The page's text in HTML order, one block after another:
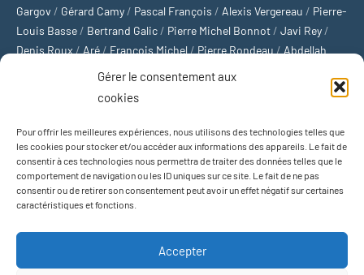
Gérer le consentement aux
cookies
Pour offrir les meilleures expériences, nous utilisons des technologies telles que
les cookies pour stocker et/ou accéder aux informations des appareils. Le fait de
consentir à ces technologies nous permettra de traiter des données telles que le
comportement de navigation ou les ID uniques sur ce site. Le fait de ne pas
consentir ou de retirer son consentement peut avoir un effet négatif sur certaines
caractéristiques et fonctions.
Accepter
Gargov / Gérard Camy / Pascal François / Alexis Vergereau / Pierre-
Louis Basse / Bertrand Galic / Pierre Michel Bonnot / Javi Rey /
Denis Roux / Aré / François Michel / Pierre Rondeau / Abdellah
Michaël Delépine
Football/ Cyclisme/Tous les sports/Jeux olympiques/Rugby/
Basket-ball/Sports US/Boxe/Tennis/Bateaux/Formule 1/
Moto/Natation/Sports d'hiver/Marathon/Trail/Automobile
Baseball/Golf/Athlétisme
Football gaélique